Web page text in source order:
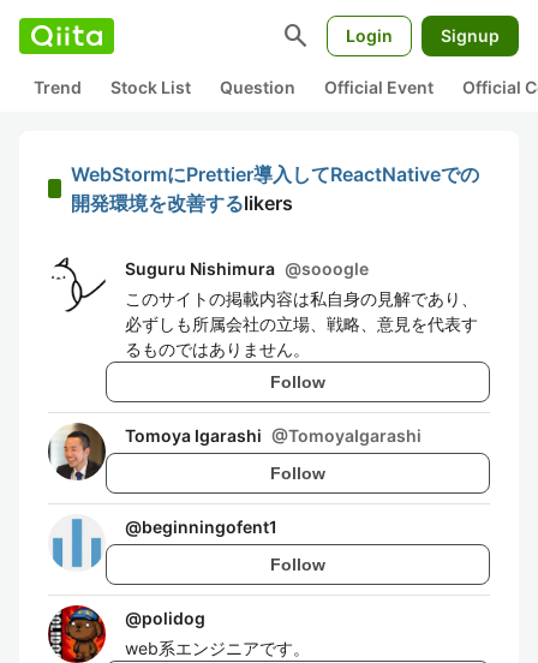
search Login Signup
Trend Stock List Question Official Event Official
WebStormにPrettier導入してReactNativeでの
開発環境を改善するlikers
Suguru Nishimura @sooogle
このサイトの掲載内容は私自身の見解であり、
必ずしも所属会社の立場、戦略、意見を代表す
るものではありません。
Follow
Tomoya Igarashi @TomoyaIgarashi
Follow
@beginningofent1
Follow
@polidog
web系エンジニアです。